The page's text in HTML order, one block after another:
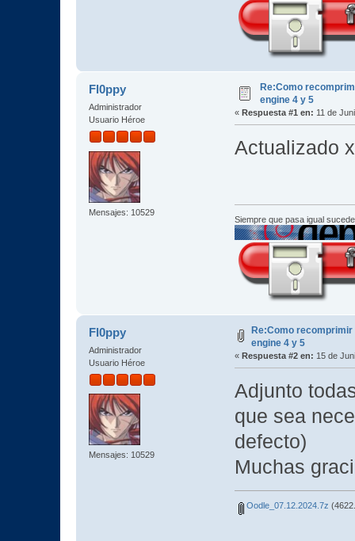
Fl0ppy
Administrador
Usuario Héroe
Mensajes: 10529
Re:Como
engine 4 y 5
« Respuesta #1 en: 11 de
Actualizado
Siempre que pasa igual
Fl0ppy
Administrador
Usuario Héroe
Mensajes: 10529
Re:Como
engine 4 y 5
« Respuesta #2 en: 15 de
Adjunto
que sea
defecto)
Muchas
Oodle_07.12.2024.7z